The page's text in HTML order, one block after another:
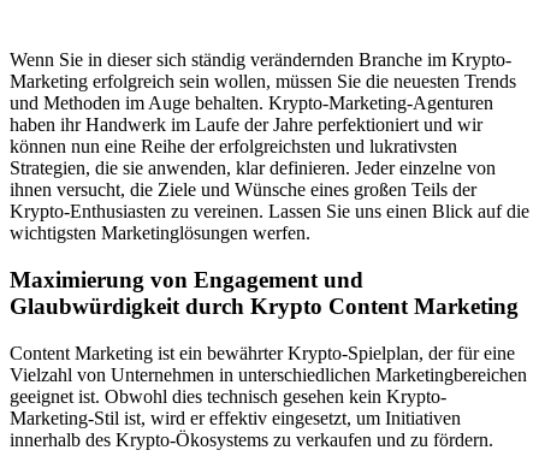
Wenn Sie in dieser sich ständig verändernden Branche im Krypto-
Marketing erfolgreich sein wollen, müssen Sie die neuesten Trends
und Methoden im Auge behalten. Krypto-Marketing-Agenturen
haben ihr Handwerk im Laufe der Jahre perfektioniert und wir
können nun eine Reihe der erfolgreichsten und lukrativsten
Strategien, die sie anwenden, klar definieren. Jeder einzelne von
ihnen versucht, die Ziele und Wünsche eines großen Teils der
Krypto-Enthusiasten zu vereinen. Lassen Sie uns einen Blick auf die
wichtigsten Marketinglösungen werfen.
Maximierung von Engagement und
Glaubwürdigkeit durch Krypto Content Marketing
Content Marketing ist ein bewährter Krypto-Spielplan, der für eine
Vielzahl von Unternehmen in unterschiedlichen Marketingbereichen
geeignet ist. Obwohl dies technisch gesehen kein Krypto-
Marketing-Stil ist, wird er effektiv eingesetzt, um Initiativen
innerhalb des Krypto-Ökosystems zu verkaufen und zu fördern.